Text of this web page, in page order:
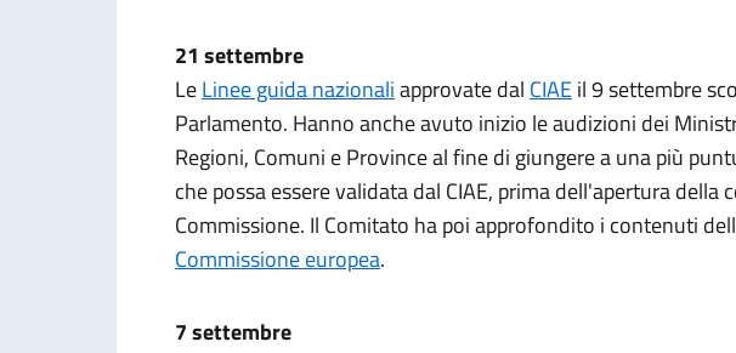
21 settembre
LeLinee guida nazionaliapprovate dal CIAEil 9 settembre
Parlamento. Hanno anche avuto inizio le audizioni dei
Regioni, Comuni e Province al fine di giungere a una più
che possa essere validata dal CIAE, prima dell'apertura
Commissione. Il Comitato ha poi approfondito i contenuti
Commissione europea.
7 settembre